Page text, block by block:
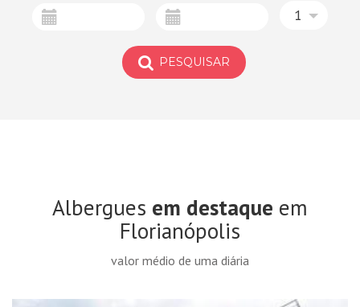
1
PESQUISAR
Albergues em destaque em
Florianópolis
valor médio de uma diária